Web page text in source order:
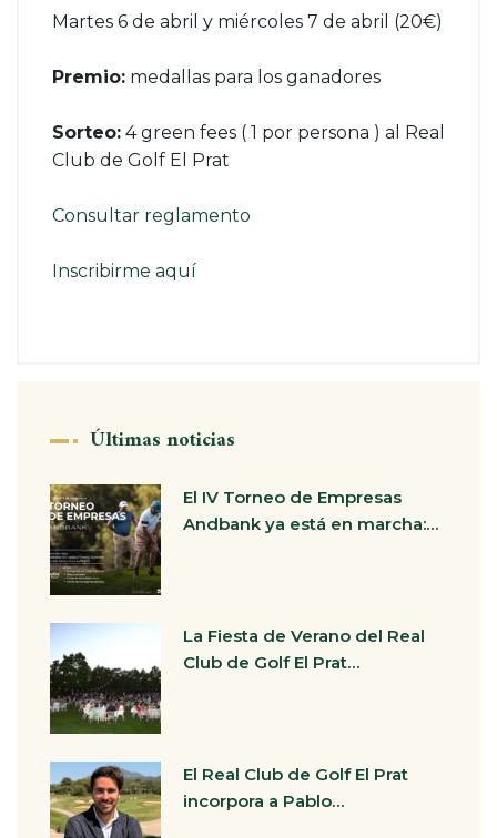
Martes 6 de abril y miércoles 7 de abril (20€)
Premio: medallas para los ganadores
Sorteo: 4 green fees ( 1 por persona ) al Real
Club de Golf El Prat
Consultar reglamento
Inscribirme aquí
Últimas noticias
El IV Torneo de Empresas
Andbank ya está en marcha:…
La Fiesta de Verano del Real
Club de Golf El Prat…
El Real Club de Golf El Prat
incorpora a Pablo…